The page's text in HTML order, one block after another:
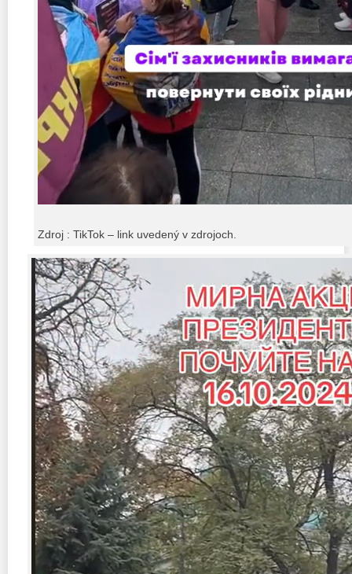
Zdroj : TikTok – link uvedený v zdrojoch.